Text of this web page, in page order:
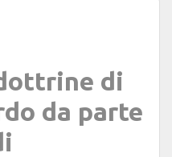
di
da parte